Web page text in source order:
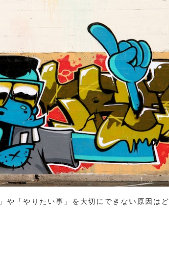
や「やりたい事」を大切にできない原因はど